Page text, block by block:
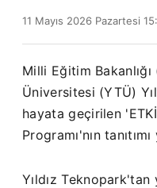
11 Mayıs 2026 Pazartesi
Milli Eğitim Bakanlığı
Üniversitesi (YTÜ)
hayata geçirilen
Programı'nın tanıtımı
Yıldız Teknopark'tan